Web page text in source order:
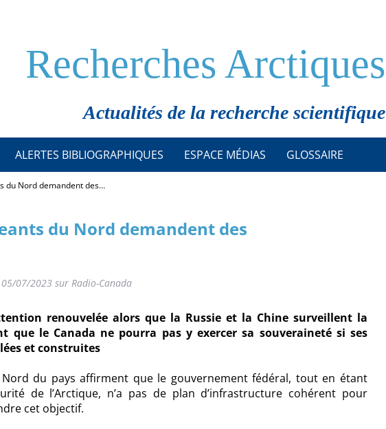
Recherches Arctiques
Actualités de la recherche scientifique
ALERTES BIBLIOGRAPHIQUES ESPACE MÉDIAS GLOSSAIRE
du Nord demandent des…
du Nord demandent des
07/2023 sur Radio-Canada
renouvelée alors que la Russie et la Chine surveillent la
le Canada ne pourra pas y exercer sa souveraineté si ses
et construites
du pays affirment que le gouvernement fédéral, tout en étant
de l’Arctique, n’a pas de plan d’infrastructure cohérent pour
cet objectif.